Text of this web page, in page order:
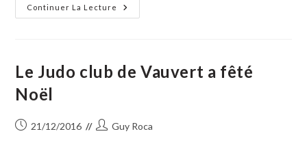
Continuer La Lecture
Concert
D’hiver
Absents
Ont
Le Judo club de Vauvert a fêté
Noël
Publication
21/12/2016
Auteur/autrice
Guy Roca